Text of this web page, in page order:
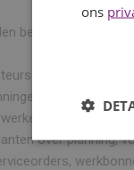
bestaan onder
en externe
responstijden
van service-
over planning,
ons